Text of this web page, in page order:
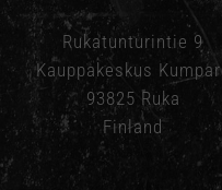
Rukatunturintie 9
Kauppakeskus
93825 Ruka
Finland